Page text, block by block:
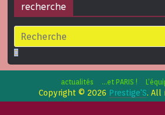
recherche
actualités …et PARIS !
Copyright © 2026 Prestige'S. All